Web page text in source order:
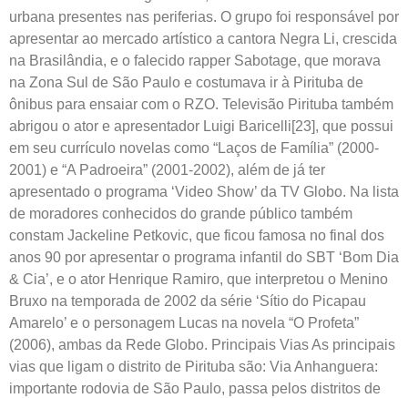
urbana presentes nas periferias. O grupo foi responsável por
apresentar ao mercado artístico a cantora Negra Li, crescida
na Brasilândia, e o falecido rapper Sabotage, que morava
na Zona Sul de São Paulo e costumava ir à Pirituba de
ônibus para ensaiar com o RZO. Televisão Pirituba também
abrigou o ator e apresentador Luigi Baricelli[23], que possui
em seu currículo novelas como “Laços de Família” (2000-
2001) e “A Padroeira” (2001-2002), além de já ter
apresentado o programa ‘Video Show’ da TV Globo. Na lista
de moradores conhecidos do grande público também
constam Jackeline Petkovic, que ficou famosa no final dos
anos 90 por apresentar o programa infantil do SBT ‘Bom Dia
& Cia’, e o ator Henrique Ramiro, que interpretou o Menino
Bruxo na temporada de 2002 da série ‘Sítio do Picapau
Amarelo’ e o personagem Lucas na novela “O Profeta”
(2006), ambas da Rede Globo. Principais Vias As principais
vias que ligam o distrito de Pirituba são: Via Anhanguera:
importante rodovia de São Paulo, passa pelos distritos de